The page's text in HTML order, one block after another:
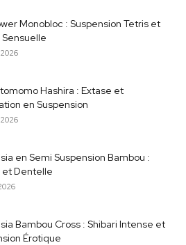
Monobloc : Suspension Tetris et
Sensuelle
Hashira : Extase et
en Suspension
en Semi Suspension Bambou :
et Dentelle
Bambou Cross : Shibari Intense et
Érotique